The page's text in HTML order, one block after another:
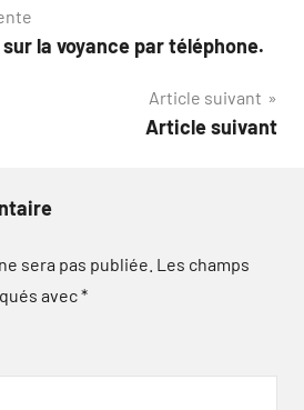
la voyance par téléphone.
Article suivant
Article suivant
sera pas publiée. Les champs
avec*